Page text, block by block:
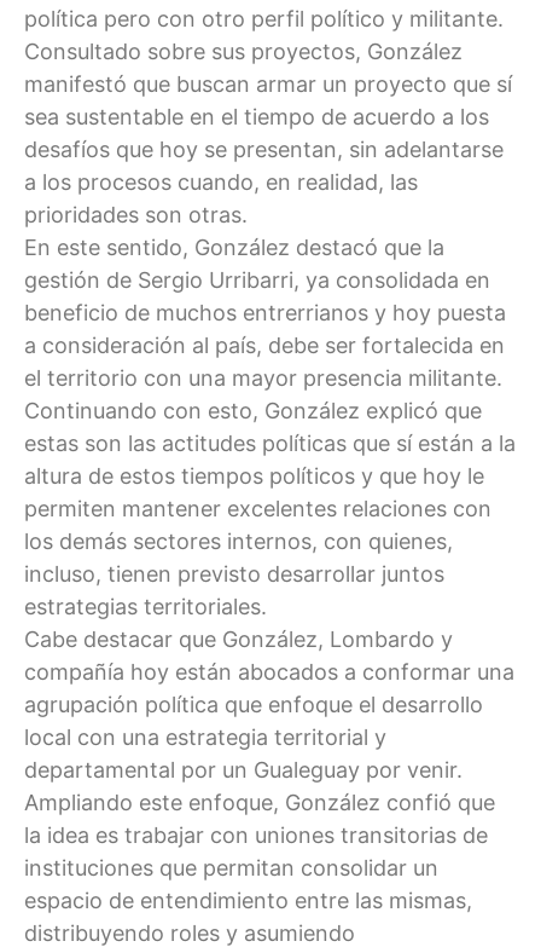
política pero con otro perfil político y militante.
Consultado sobre sus proyectos, González
manifestó que buscan armar un proyecto que sí
sea sustentable en el tiempo de acuerdo a los
desafíos que hoy se presentan, sin adelantarse
a los procesos cuando, en realidad, las
prioridades son otras.
En este sentido, González destacó que la
gestión de Sergio Urribarri, ya consolidada en
beneficio de muchos entrerrianos y hoy puesta
a consideración al país, debe ser fortalecida en
el territorio con una mayor presencia militante.
Continuando con esto, González explicó que
estas son las actitudes políticas que sí están a la
altura de estos tiempos políticos y que hoy le
permiten mantener excelentes relaciones con
los demás sectores internos, con quienes,
incluso, tienen previsto desarrollar juntos
estrategias territoriales.
Cabe destacar que González, Lombardo y
compañía hoy están abocados a conformar una
agrupación política que enfoque el desarrollo
local con una estrategia territorial y
departamental por un Gualeguay por venir.
Ampliando este enfoque, González confió que
la idea es trabajar con uniones transitorias de
instituciones que permitan consolidar un
espacio de entendimiento entre las mismas,
distribuyendo roles y asumiendo